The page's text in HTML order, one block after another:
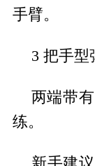
手臂。
3 把手型
两端带
练。